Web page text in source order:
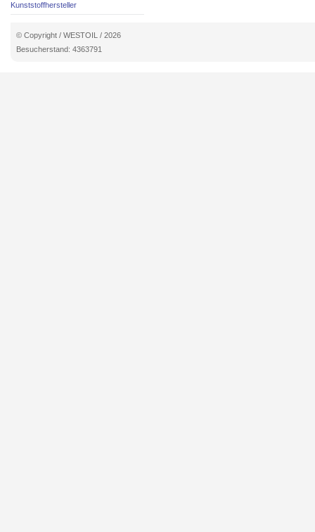
Kunststoffhersteller
© Copyright / WESTOIL / 2026
Besucherstand: 4363791